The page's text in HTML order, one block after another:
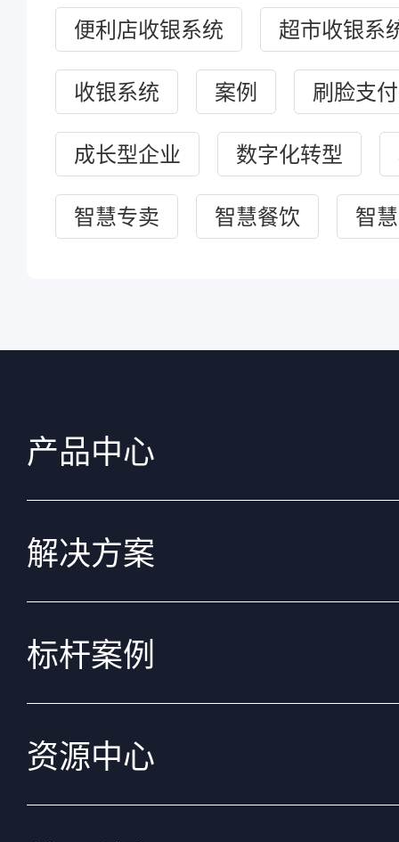
便利店收银系统 超市收银系
收银系统 案例 刷脸支付
成长型企业 数字化转型
智慧专卖 智慧餐饮 智
产品中心
解决方案
标杆案例
资源中心